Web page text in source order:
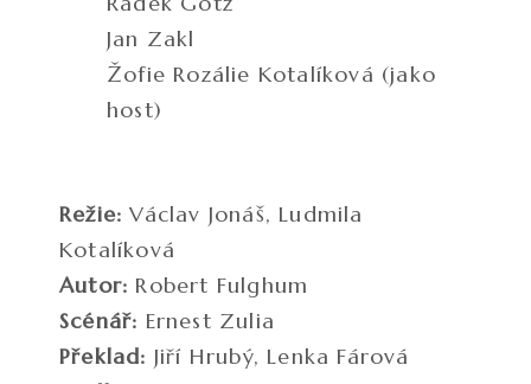
Jan Zakl
Žofie Rozálie Kotalíková (jako
host)
Režie:Václav Jonáš, Ludmila
Kotalíková
Autor: Robert Fulghum
Scénář: Ernest Zulia
Překlad: Jiří Hrubý, Lenka Fárová